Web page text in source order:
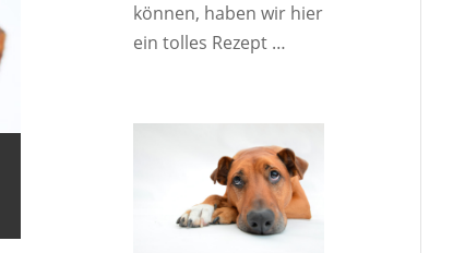
können, haben wir hier
ein tolles Rezept …